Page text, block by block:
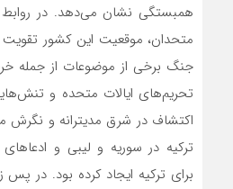
همبستگی نشان‌ می‌دهد. در روابط
متحدان، موقعیت این کشور
جنگ برخی از موضوعات از جمله
تحریم‌های ایالات متحده و
اکتشاف در شرق مدیترانه و
ترکیه در سوریه و لیبی و
برای ترکیه ایجاد کرده بود. در پس